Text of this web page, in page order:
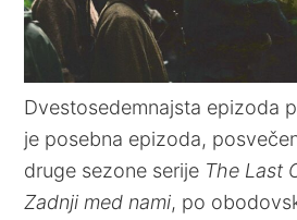
Dvestosedemnajsta epizoda
je posebna epizoda,
druge sezone serije The Last
Zadnji med nami, po